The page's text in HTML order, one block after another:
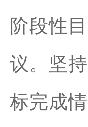
阶段性
议。坚
标完成